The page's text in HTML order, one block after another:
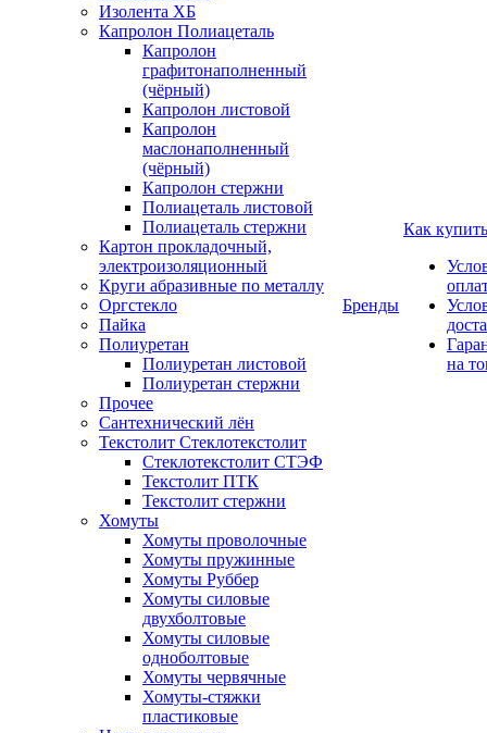
Изолента ХБ
Капролон Полиацеталь
Капролон
графитонаполненный
(чёрный)
Капролон листовой
Капролон
маслонаполненный
(чёрный)
Капролон стержни
Полиацеталь листовой
Полиацеталь стержни
Картон прокладочный,
электроизоляционный
Круги абразивные по металлу
Оргстекло
Пайка
Полиуретан
Полиуретан листовой
Полиуретан стержни
Прочее
Сантехнический лён
Текстолит Стеклотекстолит
Стеклотекстолит СТЭФ
Текстолит ПТК
Текстолит стержни
Хомуты
Хомуты проволочные
Хомуты пружинные
Хомуты Руббер
Хомуты силовые
двухболтовые
Хомуты силовые
одноболтовые
Хомуты червячные
Хомуты-стяжки
пластиковые
Бренды
Как купить
на